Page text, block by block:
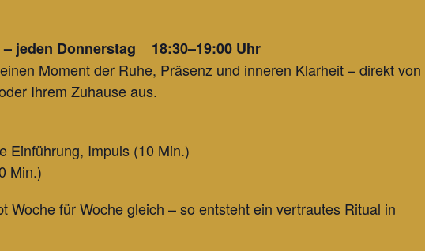
jeden Donnerstag 18:30–19:00 Uhr
Moment der Ruhe, Präsenz und inneren Klarheit – direkt von
Ihrem Zuhause aus.
Einführung, Impuls (10 Min.)
Min.)
Woche für Woche gleich – so entsteht ein vertrautes Ritual in